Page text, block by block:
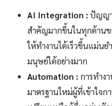
AI Integration : ปัญญา
สำคัญมากขึ้นในทุกด้าน
ให้ทำงานได้เร็วขึ้นแม่น
มนุษย์ได้อย่างมาก
Automation : การทำง
มาตรฐานใหม่ผู้ที่เข้าใจ